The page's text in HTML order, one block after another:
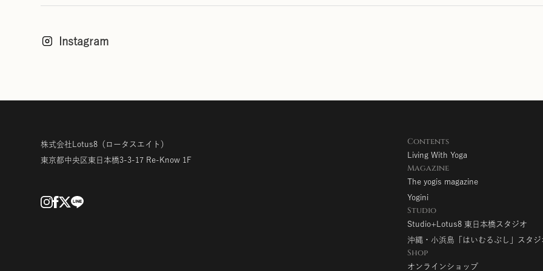
Instagram
株式会社Lotus8 （ロータスエイト）
東京都中央区東日本橋3-3-17 Re-Know 1F
Contents
Living With Yoga
Magazine
The yogis magazine
Yogini
Studio
Studio+Lotus8 東日本橋スタジオ
沖縄・小浜島「はいむるぶし」スタジ
Shop
オンラインショップ